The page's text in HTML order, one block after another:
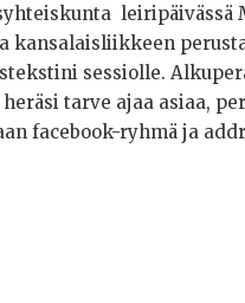
leiripäivässä
kansalaisliikkeen
sessiolle.
tarve ajaa asiaa,
facebook-ryhmä ja